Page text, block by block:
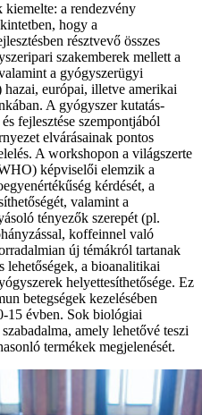
a rendezvény
hogy a
résztvevő összes
szakemberek mellett a
a gyógyszerügyi
európai, illetve amerikai
A gyógyszer kutatás-
fejlesztése szempontjából
elvárásainak pontos
A workshopon a világszerte
képviselői elemzik a
kérdését, a
valamint a
tényezők szerepét (pl.
koffeinnel való
új témákról tartanak
lehetőségek, a bioanalitikai
helyettesíthetősége. Ez
betegségek kezelésében
15 évben. Sok biológiai
amely lehetővé teszi
termékek megjelenését.